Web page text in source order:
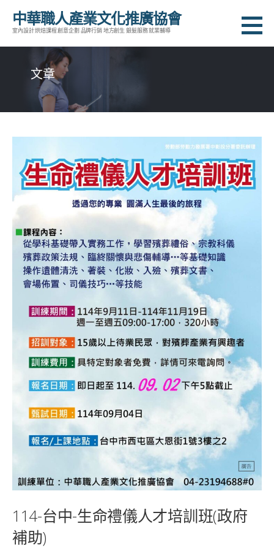
中華職人產業文化推廣協會
室內設計 烘焙課程 創意企劃 品牌行銷 地方創生 銀髮服務 就業輔導
文章
114-台中-生命禮儀人才培訓班(政府
補助)